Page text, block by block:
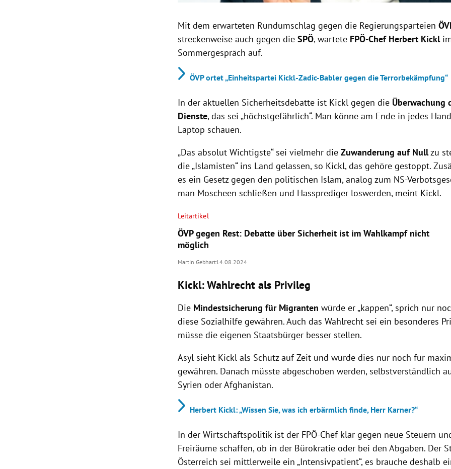
Mit dem erwarteten Rundumschlag gegen die Regierungsparteien
streckenweise auch gegen dieSPÖ, wartete FPÖ-Chef Herbert Kickl
Sommergespräch auf.
ÖVP ortet „Einheitspartei Kickl-Zadic-Babler gegen die Terrorbekämpfung“
In der aktuellen Sicherheitsdebatte ist Kickl gegen die Überwachung
Dienste, das sei „höchstgefährlich“. Man könne am Ende in jedes
Laptop schauen.
„Das absolut Wichtigste“ sei vielmehr dieZuwanderung auf Nullzu
die „Islamisten“ ins Land gelassen, so Kickl, das gehöre gestoppt.
es ein Gesetz gegen den politischen Islam, analog zum NS-
man Moscheen schließen und Hassprediger loswerden, meint Kickl.
Leitartikel
ÖVP gegen Rest: Debatte über Sicherheit ist im Wahlkampf nicht
möglich
Martin Gebhart14.08.2024
Kickl: Wahlrecht als Privileg
Die Mindestsicherung für Migranten würde er „kappen“, sprich nur
diese Sozialhilfe gewähren. Auch das Wahlrecht sei ein besonderes
müsse die eigenen Staatsbürger besser stellen.
Asyl sieht Kickl als Schutz auf Zeit und würde dies nur noch für
gewähren. Danach müsste abgeschoben werden, selbstverständlich
Syrien oder Afghanistan.
Herbert Kickl: „Wissen Sie, was ich erbärmlich finde, Herr Karner?“
In der Wirtschaftspolitik ist der FPÖ-Chef klar gegen neue Steuern
Freiräume schaffen, ob in der Bürokratie oder bei den Abgaben. Der
Österreich sei mittlerweile ein „Intensivpatient“, es brauche deshalb